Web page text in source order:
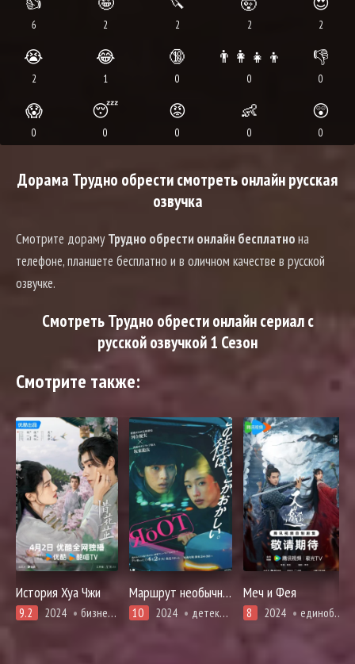
6 2 2 2 2
😭
2
😂
1
🔞
0
👨‍👩‍👧‍👦
0
👎
0
😱
0
😴
0
😡
0
👶
0
😲
0
Дорама Трудно обрести смотреть онлайн русская
озвучка
Смотрите дорамуТрудно обрести онлайн бесплатнона
телефоне, планшете бесплатно и в оличном качестве в русской
озвучке.
Смотреть Трудно обрести онлайн сериал с
русской озвучкой 1 Сезон
Смотрите также:
История Хуа Чжи
9.2 2024 бизнес, история, романтика
Маршрут необычного такси
10 2024 детектив, адаптация манги, мистика, расследование
Меч и Фея
8 2024 единоборства, романтика, фэнтези